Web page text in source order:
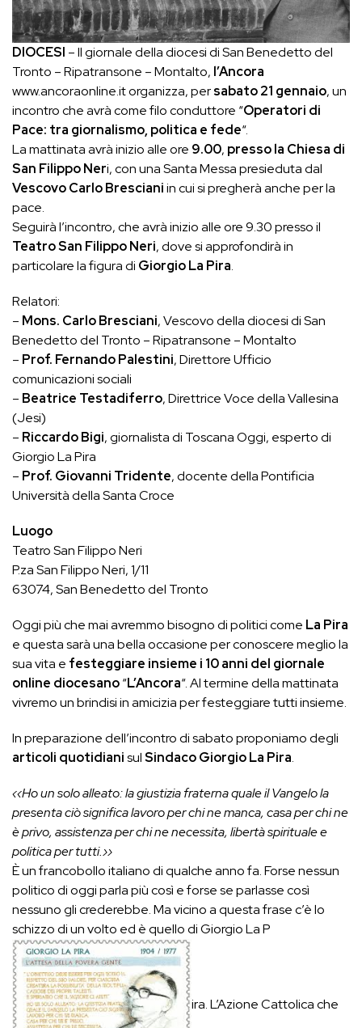
DIOCESI – Il giornale della diocesi di San Benedetto del
Tronto – Ripatransone – Montalto, l’Ancora
www.ancoraonline.it organizza, persabato 21 gennaio, un
incontro che avrà come filo conduttore “Operatori di
Pace: tra giornalismo, politica e fede“.
La mattinata avrà inizio alle ore 9.00, presso la Chiesa di
San Filippo Neri, con una Santa Messa presieduta dal
Vescovo Carlo Brescianiin cui si pregherà anche per la
pace.
Seguirà l’incontro, che avrà inizio alle ore 9.30 presso il
Teatro San Filippo Neri, dove si approfondirà in
particolare la figura di Giorgio La Pira.
Relatori:
– Mons. Carlo Bresciani, Vescovo della diocesi di San
Benedetto del Tronto – Ripatransone – Montalto
– Prof. Fernando Palestini, Direttore Ufficio
comunicazioni sociali
– Beatrice Testadiferro, Direttrice Voce della Vallesina
(Jesi)
– Riccardo Bigi, giornalista di Toscana Oggi, esperto di
Giorgio La Pira
– Prof. Giovanni Tridente, docente della Pontificia
Università della Santa Croce
Luogo
Teatro San Filippo Neri
P.za San Filippo Neri, 1/11
63074, San Benedetto del Tronto
Oggi più che mai avremmo bisogno di politici come La Pira
e questa sarà una bella occasione per conoscere meglio la
sua vita e festeggiare insieme i 10 anni del giornale
online diocesano“L’Ancora“. Al termine della mattinata
vivremo un brindisi in amicizia per festeggiare tutti insieme.
In preparazione dell’incontro di sabato proponiamo degli
articoli quotidianisulSindaco Giorgio La Pira.
‹‹Ho un solo alleato: la giustizia fraterna quale il Vangelo la
presenta ciò significa lavoro per chi ne manca, casa per chi ne
è privo, assistenza per chi ne necessita, libertà spirituale e
politica per tutti.››
È un francobollo italiano di qualche anno fa. Forse nessun
politico di oggi parla più così e forse se parlasse così
nessuno gli crederebbe. Ma vicino a questa frase c’è lo
schizzo di un volto ed è quello di Giorgio La P
ira. L’Azione Cattolica che